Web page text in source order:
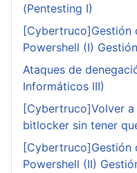
(Pentesting I)
Powershell (I)
Ataques de
Informáticos III)
[Cybertruco]Volver
bitlocker sin tener
Powershell (II)